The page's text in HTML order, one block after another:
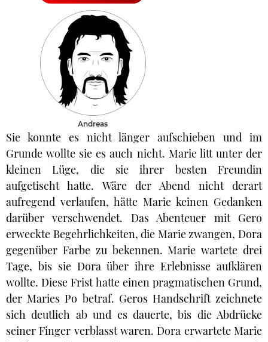
Andreas
Sie konnte es nicht länger aufschieben und im
Grunde wollte sie es auch nicht. Marie litt unter der
kleinen Lüge, die sie ihrer besten Freundin
aufgetischt hatte. Wäre der Abend nicht derart
aufregend verlaufen, hätte Marie keinen Gedanken
darüber verschwendet. Das Abenteuer mit Gero
erweckte Begehrlichkeiten, die Marie zwangen, Dora
gegenüber Farbe zu bekennen. Marie wartete drei
Tage, bis sie Dora über ihre Erlebnisse aufklären
wollte. Diese Frist hatte einen pragmatischen Grund,
der Maries Po betraf. Geros Handschrift zeichnete
sich deutlich ab und es dauerte, bis die Abdrücke
seiner Finger verblasst waren. Dora erwartete Marie